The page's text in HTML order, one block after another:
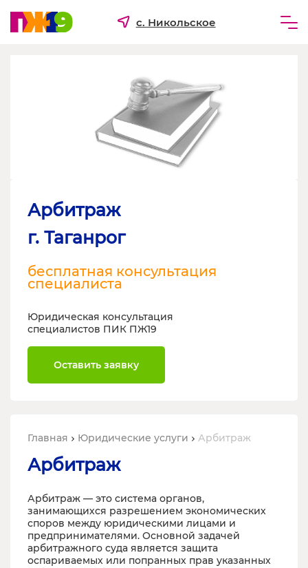
с. Никольское
Для ТСЖ и УК
О компании
Арбитраж
г. Таганрог
бесплатная консультация
специалиста
Юридическая консультация
специалистов ПИК ПЖ19
Оставить заявку
Главная Юридические услуги Арбитраж
Арбитраж
Арбитраж — это система органов,
занимающихся разрешением экономических
споров между юридическими лицами и
предпринимателями. Основной задачей
арбитражного суда является защита
оспариваемых или попранных прав указанных